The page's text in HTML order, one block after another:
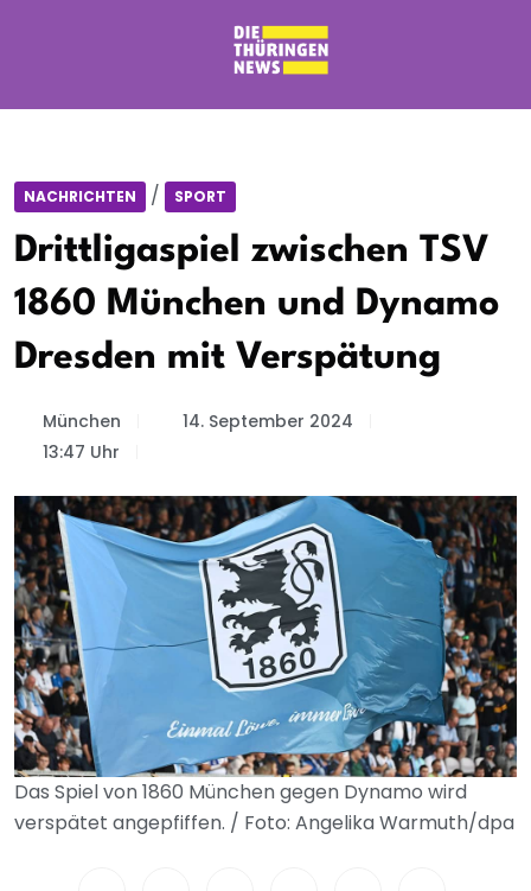
NACHRICHTEN / SPORT
Drittligaspiel zwischen TSV
1860 München und Dynamo
Dresden mit Verspätung
München
14. September 2024
13:47 Uhr
Das Spiel von 1860 München gegen Dynamo wird
verspätet angepfiffen. / Foto: Angelika Warmuth/dpa